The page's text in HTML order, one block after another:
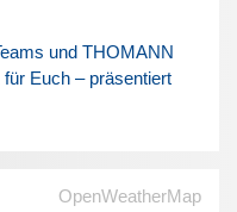
und THOMANN
Euch – präsentiert
OpenWeatherMap